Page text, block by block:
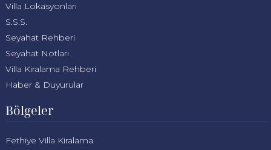
Villa Lokasyonları
S.S.S.
Seyahat Rehberi
Seyahat Notları
Villa Kiralama Rehberi
Haber & Duyurular
Bölgeler
Fethiye Villa Kiralama